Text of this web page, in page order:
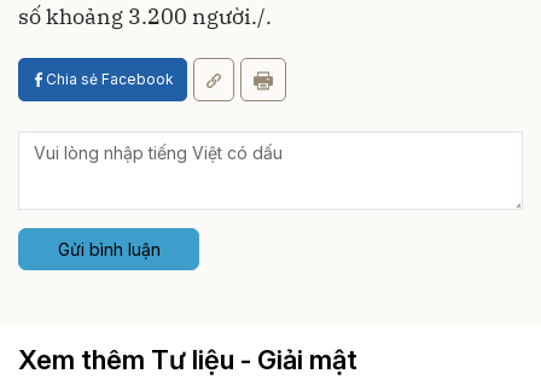
số khoảng 3.200 người./.
Chia sẻ Facebook
Gửi bình luận
Xem thêm Tư liệu - Giải mật